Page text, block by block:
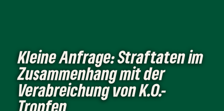
Kleine Anfrage: Straftaten im
Zusammenhang mit der
Verabreichung von K.O.-
Tropfen